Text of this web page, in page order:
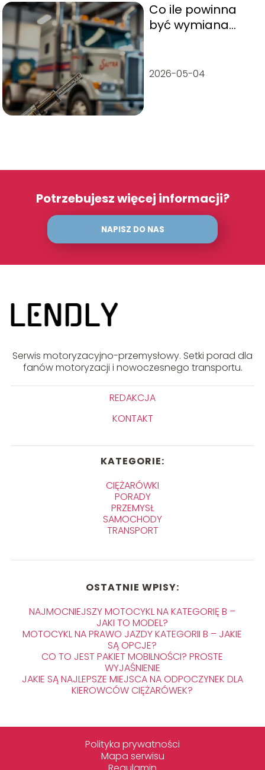
Co ile powinna
być wymiana
2026-05-04
Potrzebujesz więcej informacji?
NAPISZ DO NAS
Serwis motoryzacyjno-przemysłowy. Setki porad dla
fanów motoryzacji i nowoczesnego transportu.
REDAKCJA
KONTAKT
KATEGORIE:
CIĘŻARÓWKI
PORADY
PRZEMYSŁ
SAMOCHODY
TRANSPORT
OSTATNIE WPISY:
NAJMOCNIEJSZY MOTOCYKL NA KATEGORIĘ B –
JAKI TO MODEL?
MOTOCYKL NA PRAWO JAZDY KATEGORII B – JAKIE
SĄ OPCJE?
CO TO JEST PAKIET MOBILNOŚCI? PROSTE
WYJAŚNIENIE
JAKIE SĄ NAJLEPSZE MIEJSCA NA ODPOCZYNEK DLA
KIEROWCÓW CIĘŻARÓWEK?
Polityka prywatności
Mapa serwisu